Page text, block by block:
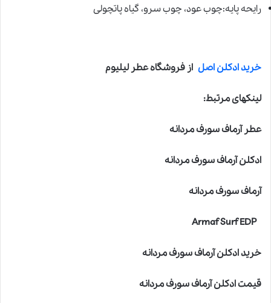
رایحه پایه:چوب عود، چوب سرو، گیاه پاتچولی
خرید ادکلن اصل از فروشگاه عطر لیلیوم
لینکهای مرتبط:
عطر آرماف سورف مردانه
ادکلن آرماف سورف مردانه
آرماف سورف مردانه
Armaf Surf EDP
خرید ادکلن آرماف سورف مردانه
قیمت ادکلن آرماف سورف مردانه